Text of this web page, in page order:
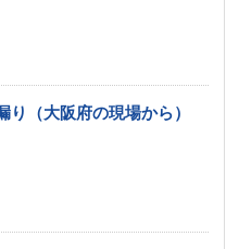
り（大阪府の現場から）